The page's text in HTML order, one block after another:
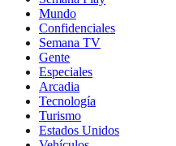
Mundo
Confidenciales
Semana TV
Gente
Especiales
Arcadia
Tecnología
Turismo
Estados Unidos